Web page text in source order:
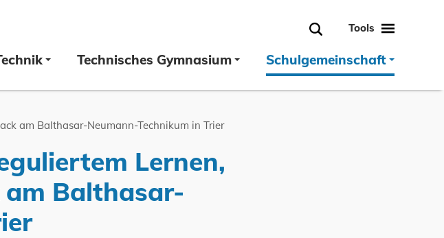
Tools
Technisches Gymnasium Schulgemeinschaft
am Balthasar-Neumann-Technikum in Trier
Lernen,
am Balthasar-